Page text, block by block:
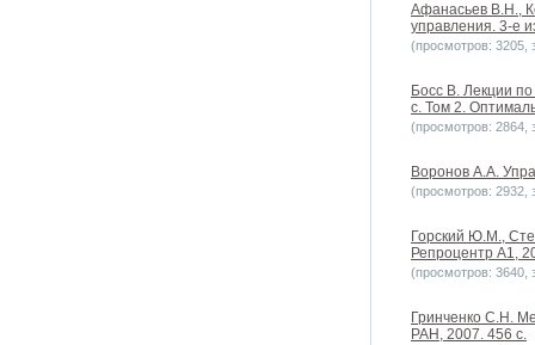
Афанасьев В.Н.,
управления. 3-е
(просмотров: 3205,
Босс В. Лекции
с. Том 2.
(просмотров: 2864,
Воронов А.А.
(просмотров: 2932,
Горский Ю.М.,
Репроцентр А1,
(просмотров: 3640,
Гринченко С.Н.
РАН, 2007. 456 с.